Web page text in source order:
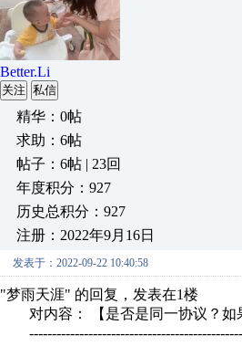
Better.Li
关注 私信
精华：0帖
求助：6帖
帖子：6帖 | 23回
年度积分：927
历史总积分：927
注册：2022年9月16日
发表于：2022-09-22 10:40:58
"梦雨天涯" 的回复，发表在1楼
对内容： 【是否是同一协议？如